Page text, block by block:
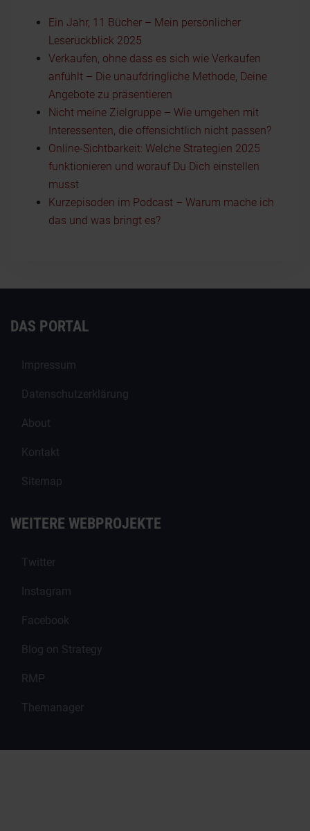
Ein Jahr, 11 Bücher – Mein persönlicher
Leserückblick 2025
Verkaufen, ohne dass es sich wie Verkaufen
anfühlt – Die unaufdringliche Methode, Deine
Angebote zu präsentieren
Nicht meine Zielgruppe – Wie umgehen mit
Interessenten, die offensichtlich nicht passen?
Online-Sichtbarkeit: Welche Strategien 2025
funktionieren und worauf Du Dich einstellen
musst
Kurzepisoden im Podcast – Warum mache ich
das und was bringt es?
DAS PORTAL
Impressum
Datenschutzerklärung
About
Kontakt
Sitemap
WEITERE WEBPROJEKTE
Twitter
Instagram
Facebook
Blog on Strategy
RMP
Themanager